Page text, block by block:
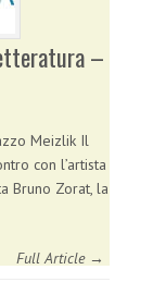
–
Meizlik Il
con l’artista
Bruno Zorat, la
Full Article →